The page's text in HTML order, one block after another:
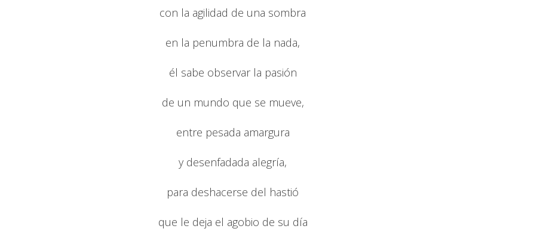
con la agilidad de una sombra
en la penumbra de la nada,
él sabe observar la pasión
de un mundo que se mueve,
entre pesada amargura
y desenfadada alegría,
para deshacerse del hastió
que le deja el agobio de su día